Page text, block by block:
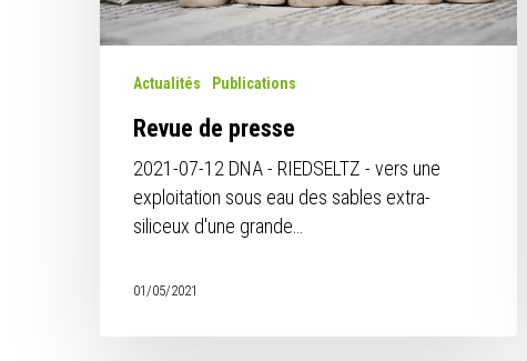
Actualités Publications
Revue de presse
2021-07-12 DNA - RIEDSELTZ - vers une
exploitation sous eau des sables extra-
siliceux d'une grande…
01/05/2021